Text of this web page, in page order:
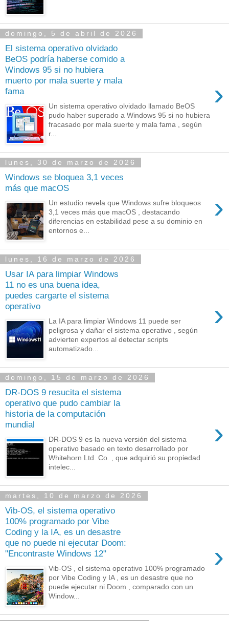
domingo, 5 de abril de 2026
El sistema operativo olvidado
BeOS podría haberse comido a
Windows 95 si no hubiera
muerto por mala suerte y mala
fama
›
Un sistema operativo olvidado llamado BeOS
pudo haber superado a Windows 95 si no hubiera
fracasado por mala suerte y mala fama , según
r...
lunes, 30 de marzo de 2026
Windows se bloquea 3,1 veces
más que macOS
›
Un estudio revela que Windows sufre bloqueos
3,1 veces más que macOS , destacando
diferencias en estabilidad pese a su dominio en
entornos e...
lunes, 16 de marzo de 2026
Usar IA para limpiar Windows
11 no es una buena idea,
puedes cargarte el sistema
operativo
›
La IA para limpiar Windows 11 puede ser
peligrosa y dañar el sistema operativo , según
advierten expertos al detectar scripts
automatizado...
domingo, 15 de marzo de 2026
DR-DOS 9 resucita el sistema
operativo que pudo cambiar la
historia de la computación
mundial
›
DR-DOS 9 es la nueva versión del sistema
operativo basado en texto desarrollado por
Whitehorn Ltd. Co. , que adquirió su propiedad
intelec...
martes, 10 de marzo de 2026
Vib-OS, el sistema operativo
100% programado por Vibe
Coding y la IA, es un desastre
que no puede ni ejecutar Doom:
"Encontraste Windows 12"
›
Vib-OS , el sistema operativo 100% programado
por Vibe Coding y IA , es un desastre que no
puede ejecutar ni Doom , comparado con un
Window...